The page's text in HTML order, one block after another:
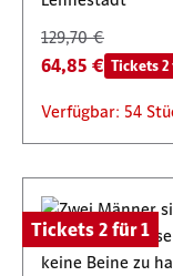
129,70 €
64,85 € Tickets 2
Verfügbar: 54
Tickets 2 für 1